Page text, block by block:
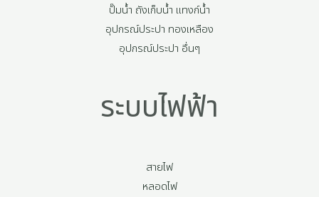
ปั๊มน้ำ ถังเก็บน้ำ แทงก์น้ำ
อุปกรณ์ประปา ทองเหลือง
อุปกรณ์ประปา อื่นๆ
ระบบไฟฟ้า
สายไฟ
หลอดไฟ